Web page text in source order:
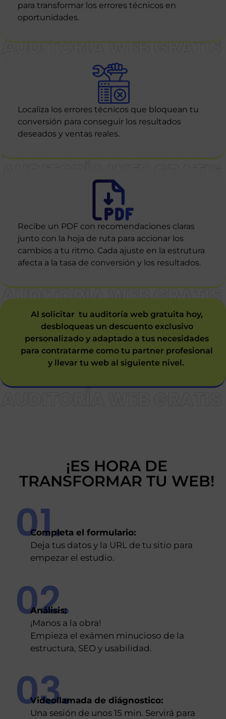
para transformar los errores técnicos en
oportunidades.
Localiza los errores técnicos que bloquean tu
conversión para conseguir los resultados
deseados y ventas reales.
Recibe un PDF con recomendaciones claras
junto con la hoja de ruta para accionar los
cambios a tu ritmo. Cada ajuste en la estrutura
afecta a la tasa de conversión y los resultados.
Al solicitar tu auditoría web gratuita hoy,
desbloqueas un descuento exclusivo
personalizado y adaptado a tus necesidades
para contratarme como tu partner profesional
y llevar tu web al siguiente nivel.
¡ES HORA DE
TRANSFORMAR TU WEB!
01.
Completa el formulario:
Deja tus datos y la URL de tu sitio para
empezar el estudio.
02.
Análisis:
¡Manos a la obra!
Empieza el exámen minucioso de la
estructura, SEO y usabilidad.
03.
Videollamada de diágnostico:
Una sesión de unos 15 min. Servirá para